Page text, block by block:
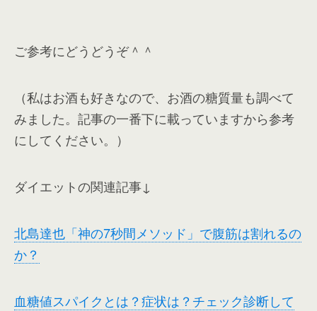
ご参考にどうどうぞ＾＾
（私はお酒も好きなので、お酒の糖質量も調べて
みました。記事の一番下に載っていますから参考
にしてください。）
ダイエットの関連記事↓
北島達也「神の7秒間メソッド」で腹筋は割れるの
か？
血糖値スパイクとは？症状は？チェック診断して